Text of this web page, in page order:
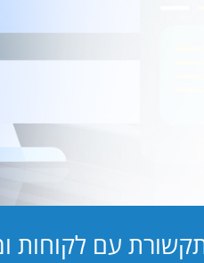
תקשורת עם לקוחות